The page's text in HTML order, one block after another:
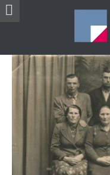
Świadectwo